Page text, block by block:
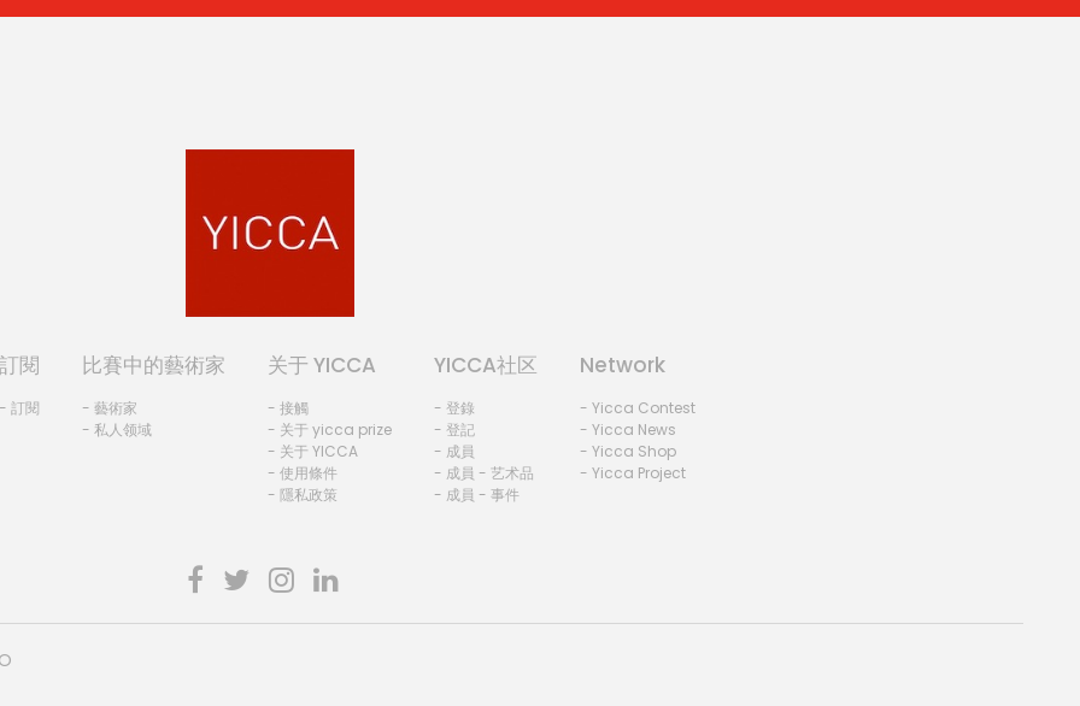
訂閱
- 訂閱
比賽中的藝術家
- 藝術家
- 私人领域
关于 YICCA
- 接觸
- 关于 yicca prize
- 关于 YICCA
- 使用條件
- 隱私政策
YICCA社区
- 登錄
- 登記
- 成員
- 成員 - 艺术品
- 成員 - 事件
Network
- Yicca Contest
- Yicca News
- Yicca Shop
- Yicca Project